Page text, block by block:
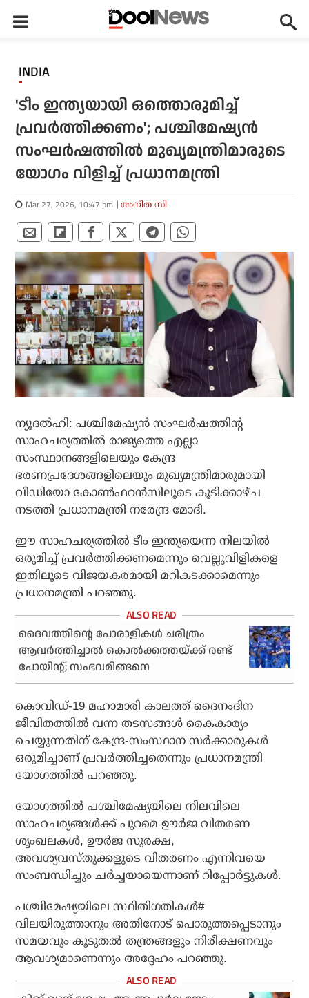
INDIA
'ടീം ഇന്ത്യയായി ഒത്തൊരുമിച്ച്
പ്രവര്‍ത്തിക്കണം'; പശ്ചിമേഷ്യന്‍
സംഘര്‍ഷത്തില്‍ മുഖ്യമന്ത്രിമാരുടെ
യോഗം വിളിച്ച് പ്രധാനമന്ത്രി
Mar 27, 2026, 10:47 pm അനിത സി
ന്യൂദല്‍ഹി: പശ്ചിമേഷ്യന്‍ സംഘര്‍ഷത്തിന്റ
സാഹചര്യത്തില്‍ രാജ്യത്തെ എല്ലാ
സംസ്ഥാനങ്ങളിലെയും കേന്ദ്ര
ഭരണപ്രദേശങ്ങളിലെയും മുഖ്യമന്ത്രിമാരുമായി
വീഡിയോ കോണ്‍ഫറന്‍സിലൂടെ കൂടിക്കാഴ്ച
നടത്തി പ്രധാനമന്ത്രി നരേന്ദ്ര മോദി.
ഈ സാഹചര്യത്തില്‍ ടീം ഇന്ത്യയെന്ന നിലയില്‍
ഒരുമിച്ച് പ്രവര്‍ത്തിക്കണമെന്നും വെല്ലുവിളികളെ
ഇതിലൂടെ വിജയകരമായി മറികടക്കാമെന്നും
പ്രധാനമന്ത്രി പറഞ്ഞു.
ദൈവത്തിന്റെ പോരാളികള്‍ ചരിത്രം
ആവര്‍ത്തിച്ചാല്‍ കൊല്‍ക്കത്തയ്ക്ക് രണ്ട്
പോയിന്റ്; സംഭവമിങ്ങനെ
കൊവിഡ്-19 മഹാമാരി കാലത്ത് ദൈനംദിന
ജീവിതത്തില്‍ വന്ന തടസങ്ങള്‍ കൈകാര്യം
ചെയ്യുന്നതിന് കേന്ദ്ര-സംസ്ഥാന സര്‍ക്കാരുകള്‍
ഒരുമിച്ചാണ് പ്രവര്‍ത്തിച്ചതെന്നും പ്രധാനമന്ത്രി
യോഗത്തില്‍ പറഞ്ഞു.
യോഗത്തില്‍ പശ്ചിമേഷ്യയിലെ നിലവിലെ
സാഹചര്യങ്ങള്‍ക്ക് പുറമെ ഊര്‍ജ വിതരണ
ശൃംഖലകള്‍, ഊര്‍ജ സുരക്ഷ,
അവശ്യവസ്തുക്കളുടെ വിതരണം എന്നിവയെ
സംബന്ധിച്ചും ചര്‍ച്ചയായെന്നാണ് റിപ്പോര്‍ട്ടുകള്‍.
പശ്ചിമേഷ്യയിലെ സ്ഥിതിഗതികള്‍#
വിലയിരുത്താനും അതിനോട് പൊരുത്തപ്പെടാനും
സമയവും കൂടുതല്‍ തന്ത്രങ്ങളും നിരീക്ഷണവും
ആവശ്യമാണെന്നും അദ്ദേഹം പറഞ്ഞു.